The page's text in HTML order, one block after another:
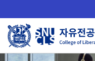
로
메